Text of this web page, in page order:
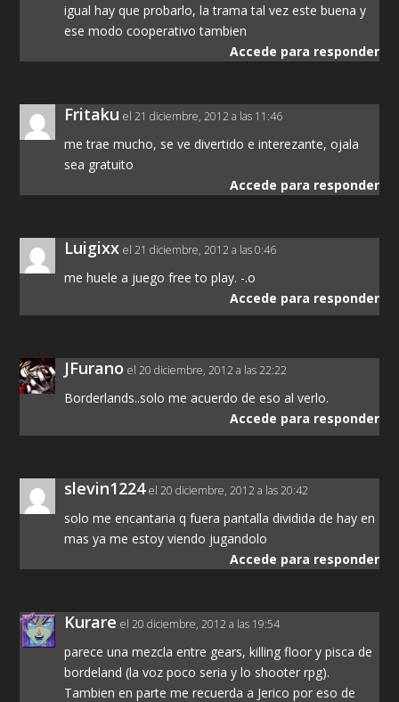
igual hay que probarlo, la trama tal vez este buena y
ese modo cooperativo tambien
Accede para responder
Fritaku el 21 diciembre, 2012 a las 11:46
me trae mucho, se ve divertido e interezante, ojala
sea gratuito
Accede para responder
Luigixx el 21 diciembre, 2012 a las 0:46
me huele a juego free to play. -.o
Accede para responder
JFurano el 20 diciembre, 2012 a las 22:22
Borderlands..solo me acuerdo de eso al verlo.
Accede para responder
slevin1224 el 20 diciembre, 2012 a las 20:42
solo me encantaria q fuera pantalla dividida de hay en
mas ya me estoy viendo jugandolo
Accede para responder
Kurare el 20 diciembre, 2012 a las 19:54
parece una mezcla entre gears, killing floor y pisca de
bordeland (la voz poco seria y lo shooter rpg).
Tambien en parte me recuerda a Jerico por eso de